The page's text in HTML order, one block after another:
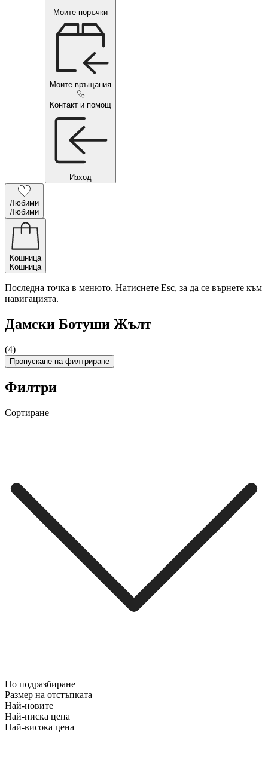
Моите поръчки
Моите връщания
Контакт и помощ
Изход
Любими
Любими
Кошница
Кошница
Последна точка в менюто. Натиснете Esc, за да се върнете към
навигацията.
Дамски Ботуши Жълт
(4)
Пропускане на филтриране
Филтри
Сортиране
По подразбиране
Размер на отстъпката
Най-новите
Най-ниска цена
Най-висока цена